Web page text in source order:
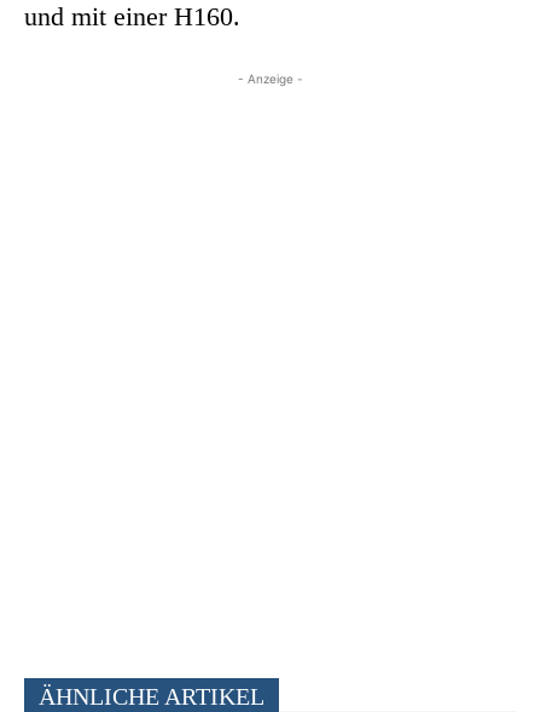
und mit einer H160.
- Anzeige -
ÄHNLICHE ARTIKEL